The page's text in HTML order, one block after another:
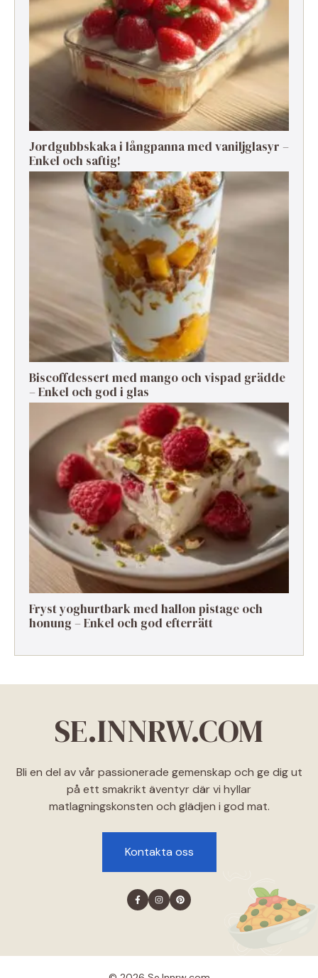
Jordgubbskaka i långpanna med vaniljglasyr –
Enkel och saftig!
Biscoffdessert med mango och vispad grädde
– Enkel och god i glas
Fryst yoghurtbark med hallon pistage och
honung – Enkel och god efterrätt
SE.INNRW.COM
Bli en del av vår passionerade gemenskap och ge dig ut
på ett smakrikt äventyr där vi hyllar
matlagningskonsten och glädjen i god mat.
Kontakta oss